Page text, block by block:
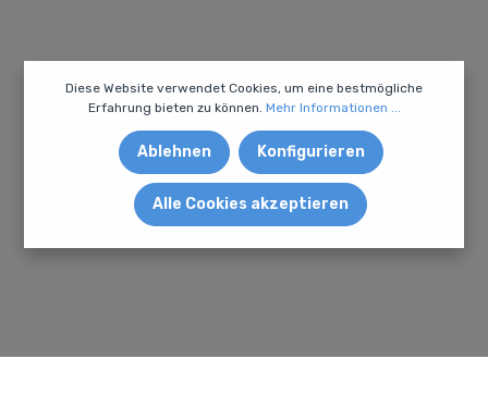
Diese Website verwendet Cookies, um eine bestmögliche
Erfahrung bieten zu können. Mehr Informationen ...
Ablehnen Konfigurieren
Alle Cookies akzeptieren